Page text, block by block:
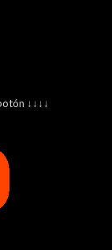
↓↓↓↓